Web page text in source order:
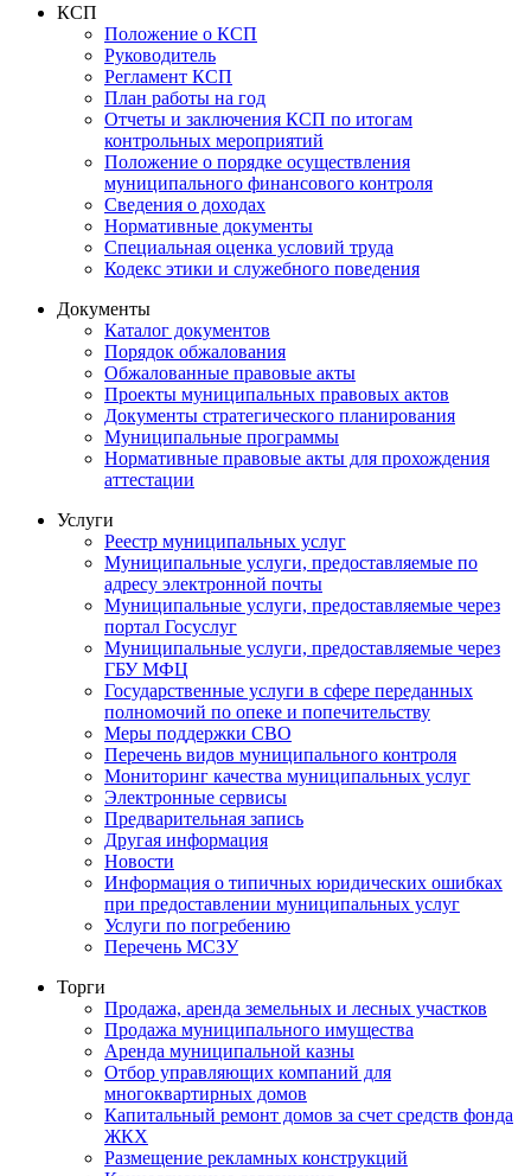
КСП
Положение о КСП
Руководитель
Регламент КСП
План работы на год
Отчеты и заключения КСП по итогам
контрольных мероприятий
Положение о порядке осуществления
муниципального финансового контроля
Сведения о доходах
Нормативные документы
Специальная оценка условий труда
Кодекс этики и служебного поведения
Документы
Каталог документов
Порядок обжалования
Обжалованные правовые акты
Проекты муниципальных правовых актов
Документы стратегического планирования
Муниципальные программы
Нормативные правовые акты для прохождения
аттестации
Услуги
Реестр муниципальных услуг
Муниципальные услуги, предоставляемые по
адресу электронной почты
Муниципальные услуги, предоставляемые через
портал Госуслуг
Муниципальные услуги, предоставляемые через
ГБУ МФЦ
Государственные услуги в сфере переданных
полномочий по опеке и попечительству
Меры поддержки СВО
Перечень видов муниципального контроля
Мониторинг качества муниципальных услуг
Электронные сервисы
Предварительная запись
Другая информация
Новости
Информация о типичных юридических ошибках
при предоставлении муниципальных услуг
Услуги по погребению
Перечень МСЗУ
Торги
Продажа, аренда земельных и лесных участков
Продажа муниципального имущества
Аренда муниципальной казны
Отбор управляющих компаний для
многоквартирных домов
Капитальный ремонт домов за счет средств фонда
ЖКХ
Размещение рекламных конструкций